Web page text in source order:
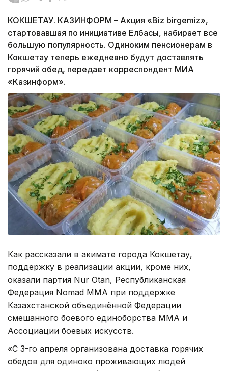
КОКШЕТАУ. КАЗИНФОРМ – Акция «Biz birgemiz»,
стартовавшая по инициативе Елбасы, набирает все
большую популярность. Одиноким пенсионерам в
Кокшетау теперь ежедневно будут доставлять
горячий обед, передает корреспондент МИА
«Казинформ».
Как рассказали в акимате города Кокшетау,
поддержку в реализации акции, кроме них,
оказали партия Nur Otan, Республиканская
Федерация Nomad MMA при поддержке
Казахстанской объединённой Федерации
смешанного боевого единоборства ММА и
Ассоциации боевых искусств.
«С 3-го апреля организована доставка горячих
обедов для одиноко проживающих людей